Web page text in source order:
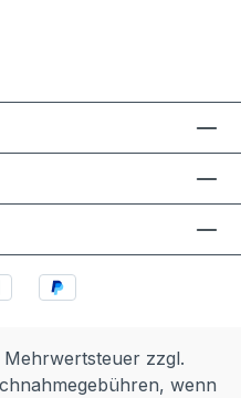
Mehrwertsteuer zzgl.
wenn